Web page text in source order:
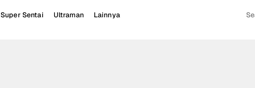
Super Sentai Ultraman Lainnya